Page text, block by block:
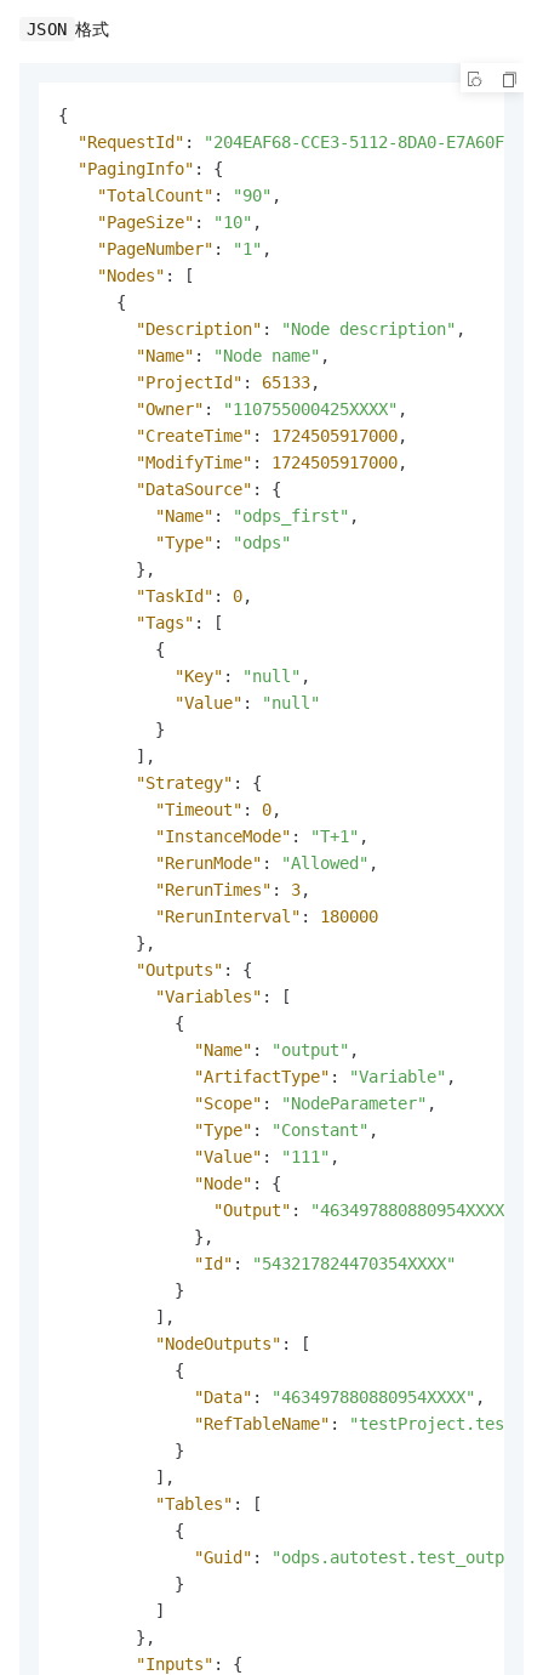
JSON 格式
{
"RequestId" :
"204EAF68-CCE3-5112-8DA0-
"PagingInfo" :
{
"TotalCount" : "90" ,
"PageSize" : "10" ,
"PageNumber" : "1" ,
"Nodes" :
[
{
"Description" : "Node description" ,
"Name" : "Node name" ,
"ProjectId" : 65133,
"Owner" : "110755000425XXXX" ,
"CreateTime" : 1724505917000,
"ModifyTime" : 1724505917000,
"DataSource" :
{
"Name" : "odps_first" ,
"Type" :
"odps"
} ,
"TaskId" : 0,
"Tags" :
[
{
"Key" : "null" ,
"Value" :
"null"
}
] ,
"Strategy" :
{
"Timeout" : 0,
"InstanceMode" : "T+1" ,
"RerunMode" : "Allowed" ,
"RerunTimes" : 3,
"RerunInterval" :
180000
} ,
"Outputs" :
{
"Variables" :
[
{
"Name" : "output" ,
"ArtifactType" : "Variable" ,
"Scope" : "NodeParameter" ,
"Type" : "Constant" ,
"Value" : "111" ,
"Node" :
{
"Output" :
"463497880880954XXXX"
} ,
"Id" :
"543217824470354XXXX"
}
] ,
"NodeOutputs" :
[
{
"Data" : "463497880880954XXXX" ,
"RefTableName" :
}
] ,
"Tables" :
[
{
"Guid" :
}
]
} ,
"Inputs" :
{